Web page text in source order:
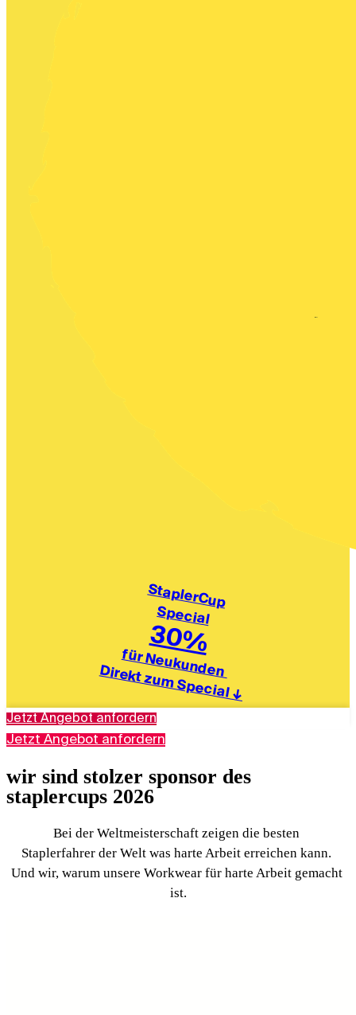
StaplerCup
Special
30%
für Neukunden
Direkt zum Special↓
Jetzt Angebot anfordern
Jetzt Angebot anfordern
wir sind stolzer sponsor des
staplercups 2026
Bei der Weltmeisterschaft zeigen die besten
Staplerfahrer der Welt was harte Arbeit erreichen kann.
Und wir, warum unsere Workwear für harte Arbeit gemacht
ist.